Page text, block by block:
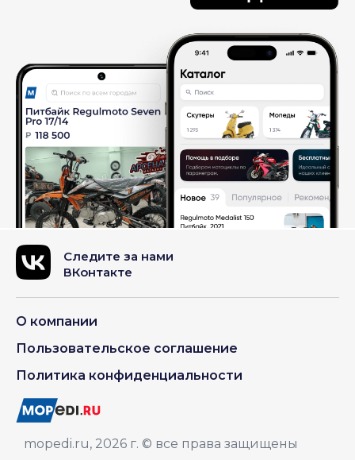
Следите за нами
ВКонтакте
О компании
Пользовательское соглашение
Политика конфиденциальности
mopedi.ru, 2026 г. © все права защищены